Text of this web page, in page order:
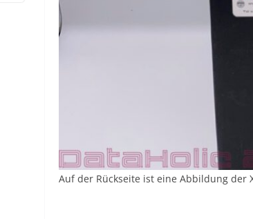
Auf der Rückseite ist eine Abbildung der